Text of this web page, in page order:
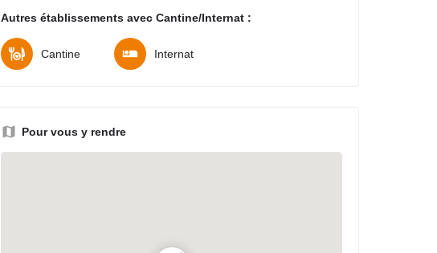
Autres établissements avec Cantine/Internat :
Cantine Internat
Pour vous y rendre